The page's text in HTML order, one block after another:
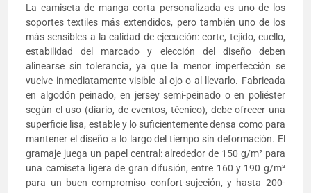
La camiseta de manga corta personalizada es uno de los
soportes textiles más extendidos, pero también uno de los
más sensibles a la calidad de ejecución: corte, tejido, cuello,
estabilidad del marcado y elección del diseño deben
alinearse sin tolerancia, ya que la menor imperfección se
vuelve inmediatamente visible al ojo o al llevarlo. Fabricada
en algodón peinado, en jersey semi-peinado o en poliéster
según el uso (diario, de eventos, técnico), debe ofrecer una
superficie lisa, estable y lo suficientemente densa como para
mantener el diseño a lo largo del tiempo sin deformación. El
gramaje juega un papel central: alrededor de 150 g/m² para
una camiseta ligera de gran difusión, entre 160 y 190 g/m²
para un buen compromiso confort-sujeción, y hasta 200-